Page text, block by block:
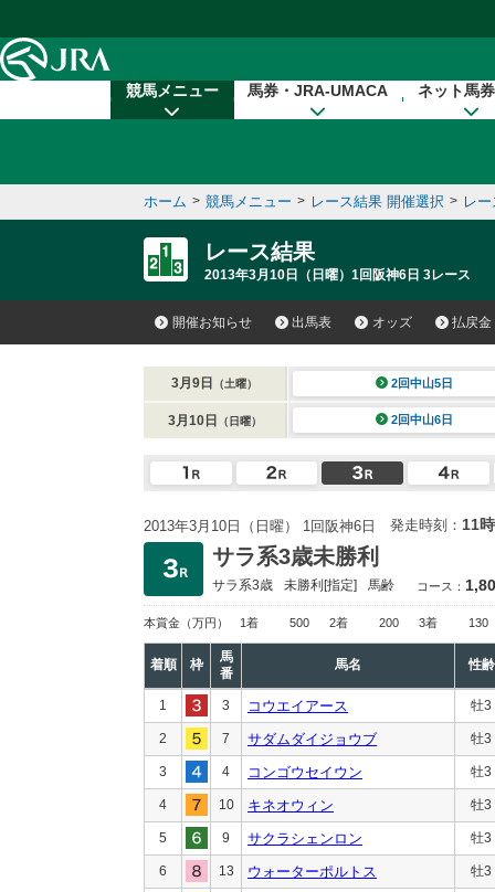
競馬メニュー 馬券・JRA-UMACA ネット馬
ホーム > 競馬メニュー > レース結果 開催選択 > レ
レース結果
2013年3月10日（日曜）1回阪神6日 3レース
開催お知らせ 出馬表 オッズ 払戻金
3月9日 （土曜） 2回中山5日
3月10日 （日曜） 2回中山6日
2013年3月10日（日曜） 1回阪神6日 発走時刻： 11
サラ系3歳未勝利
サラ系3歳 未勝利[指定] 馬齢 コース：
本賞金 （万円） 1着 500 2着 200 3着 130
着順 枠
馬
番
馬名 性齢
1 3 コウエイアース 牡3
2 7 サダムダイジョウブ 牡3
3 4 コンゴウセイウン 牡3
4 10 キネオウィン 牡3
5 9 サクラシェンロン 牡3
6 13 ウォーターポルトス 牡3